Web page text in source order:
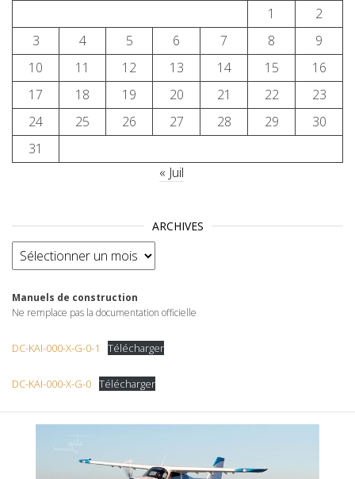
1
2
3
4 5 6 7 8
9
10
11 12 13 14 15
16
17
18 19 20 21 22
23
24
25 26 27 28 29
30
31
« Juil
ARCHIVES
Archives
Manuels de construction
Ne remplace pas la documentation officielle
DC-KAI-000-X-G-0-1 Télécharger
DC-KAI-000-X-G-0 Télécharger